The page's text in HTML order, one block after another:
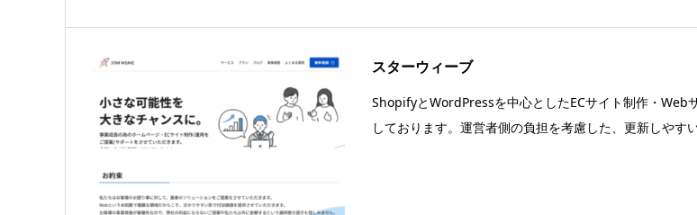
スターウィーブ
ShopifyとWordPressを中心としたECサイト制作・Web
しております。運営者側の負担を考慮した、更新しやす